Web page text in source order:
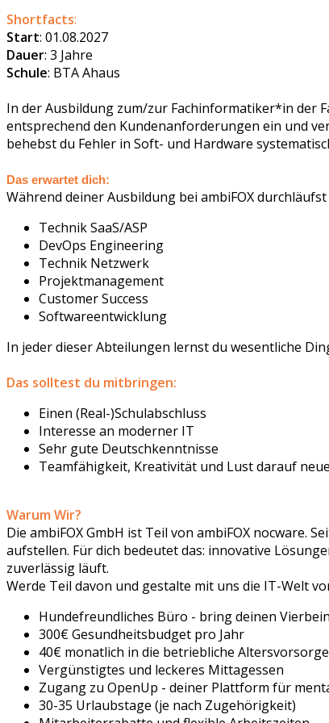
Shortfacts:
Start: 01.08.2027
Dauer: 3 Jahre
Schule: BTA Ahaus
In der Ausbildung zum/zur Fachinformatiker*in der
entsprechend den Kundenanforderungen ein und
behebst du Fehler in Soft- und Hardware
Das erwartet dich:
Während deiner Ausbildung bei ambiFOX
Technik SaaS/ASP
DevOps Engineering
Technik Netzwerk
Projektmanagement
Customer Success
Softwareentwicklung
In jeder dieser Abteilungen lernst du wesentliche
Das solltest du mitbringen:
Einen (Real-)Schulabschluss
Interesse an moderner IT
Sehr gute Deutschkenntnisse
Teamfähigkeit, Kreativität und Lust darauf
Warum Wir?
Die ambiFOX GmbH ist Teil von ambiFOX nocware.
aufstellen. Für dich bedeutet das: innovative
zuverlässig läuft.
Werde Teil davon und gestalte mit uns die IT-Welt
Hundefreundliches Büro - bring deinen
300€ Gesundheitsbudget pro Jahr
40€ monatlich in die betriebliche
Vergünstigtes und leckeres Mittagessen
Zugang zu OpenUp - deiner Plattform für
30-35 Urlaubstage (je nach Zugehörigkeit)